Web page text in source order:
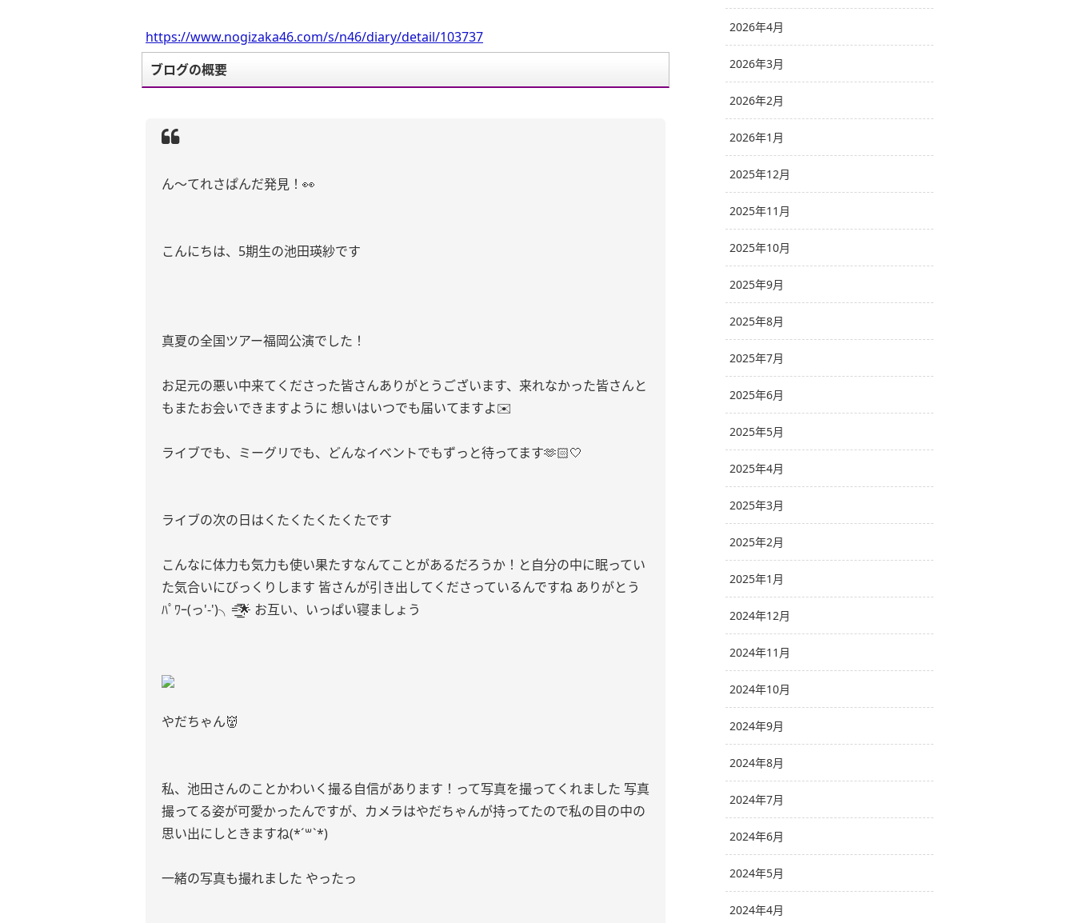
https://www.nogizaka46.com/s/n46/diary/detail/103737
ブログの概要
ん〜てれさぱんだ発見！👀
こんにちは、5期生の池田瑛紗です
真夏の全国ツアー福岡公演でした！
お足元の悪い中来てくださった皆さんありがとうございます、来れなかった皆さんと
もまたお会いできますように 想いはいつでも届いてますよ✉️
ライブでも、ミーグリでも、どんなイベントでもずっと待ってます🫶🏻‎🤍
ライブの次の日はくたくたくたくたです
こんなに体力も気力も使い果たすなんてことがあるだろうか！と自分の中に眠ってい
た気合いにびっくりします 皆さんが引き出してくださっているんですね ありがとう‪
ﾊﾟﾜｰ(っ'-')╮=͟͟͞͞🌟‬ お互い、いっぱい寝ましょう
やだちゃん👹
私、池田さんのことかわいく撮る自信があります！って写真を撮ってくれました 写真
撮ってる姿が可愛かったんですが、カメラはやだちゃんが持ってたので私の目の中の
思い出にしときますね(*´꒳`*)
一緒の写真も撮れました やったっ
2026年4月
2026年3月
2026年2月
2026年1月
2025年12月
2025年11月
2025年10月
2025年9月
2025年8月
2025年7月
2025年6月
2025年5月
2025年4月
2025年3月
2025年2月
2025年1月
2024年12月
2024年11月
2024年10月
2024年9月
2024年8月
2024年7月
2024年6月
2024年5月
2024年4月